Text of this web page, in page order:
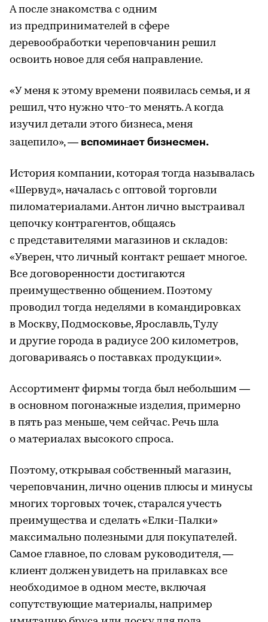
А после знакомства с одним
из предпринимателей в сфере
деревообработки череповчанин решил
освоить новое для себя направление.
«У меня к этому времени появилась семья, и я
решил, что нужно что-то менять. А когда
изучил детали этого бизнеса, меня
зацепило», — вспоминает бизнесмен.
История компании, которая тогда называлась
«Шервуд», началась с оптовой торговли
пиломатериалами. Антон лично выстраивал
цепочку контрагентов, общаясь
с представителями магазинов и складов:
«Уверен, что личный контакт решает многое.
Все договоренности достигаются
преимущественно общением. Поэтому
проводил тогда неделями в командировках
в Москву, Подмосковье, Ярославль, Тулу
и другие города в радиусе 200 километров,
договариваясь о поставках продукции».
Ассортимент фирмы тогда был небольшим —
в основном погонажные изделия, примерно
в пять раз меньше, чем сейчас. Речь шла
о материалах высокого спроса.
Поэтому, открывая собственный магазин,
череповчанин, лично оценив плюсы и минусы
многих торговых точек, старался учесть
преимущества и сделать «Елки-Палки»
максимально полезными для покупателей.
Самое главное, по словам руководителя, —
клиент должен увидеть на прилавках все
необходимое в одном месте, включая
сопутствующие материалы, например